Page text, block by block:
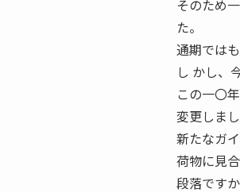
そのため
た。
通期では
し かし、
この一〇
変更しまし
新たなガ
荷物に見
段落ですか